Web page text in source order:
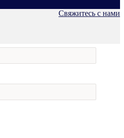
Свяжитесь с нами